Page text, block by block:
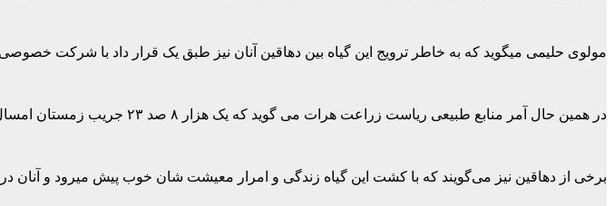
مولوی حلیمی می­گوید که به خاطر ترویج این گیاه بین دهاقین آنان نیز طبق یک قرار داد با شرکت
در همین حال آمر منابع طبیعی ریاست زراعت هرات می گوید که یک هزار ۸ صد ۲۳ جریب زمستان امسال تحت کشت گیاه هنگ بوده است و ساحات کشت این گیاه در حال افزایش است.
برخی از دهاقین نیز می‌گویند که با کشت این گیاه زندگی و امرار معیشت شان خوب پیش میرود و